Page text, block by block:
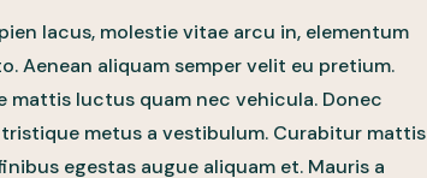
lacus, molestie vitae arcu in, elementum
Aenean aliquam semper velit eu pretium.
mattis luctus quam nec vehicula. Donec
metus a vestibulum. Curabitur mattis
egestas augue aliquam et. Mauris a